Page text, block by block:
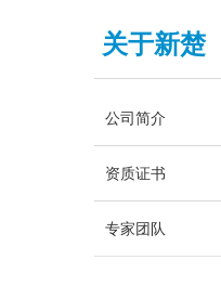
关于新楚
公司简介
资质证书
专家团队